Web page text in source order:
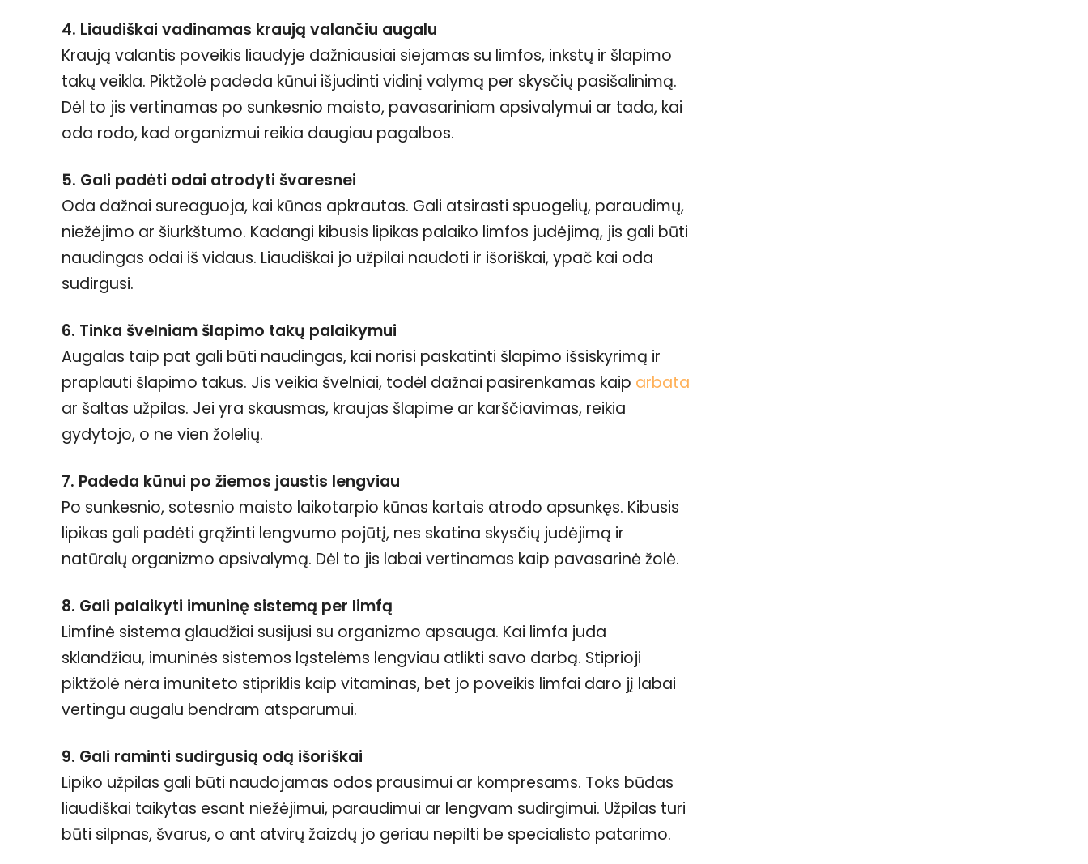
4. Liaudiškai vadinamas kraują valančiu augalu
Kraują valantis poveikis liaudyje dažniausiai siejamas su limfos, inkstų ir šlapimo
takų veikla. Piktžolė padeda kūnui išjudinti vidinį valymą per skysčių pasišalinimą.
Dėl to jis vertinamas po sunkesnio maisto, pavasariniam apsivalymui ar tada, kai
oda rodo, kad organizmui reikia daugiau pagalbos.
5. Gali padėti odai atrodyti švaresnei
Oda dažnai sureaguoja, kai kūnas apkrautas. Gali atsirasti spuogelių, paraudimų,
niežėjimo ar šiurkštumo. Kadangi kibusis lipikas palaiko limfos judėjimą, jis gali būti
naudingas odai iš vidaus. Liaudiškai jo užpilai naudoti ir išoriškai, ypač kai oda
sudirgusi.
6. Tinka švelniam šlapimo takų palaikymui
Augalas taip pat gali būti naudingas, kai norisi paskatinti šlapimo išsiskyrimą ir
praplauti šlapimo takus. Jis veikia švelniai, todėl dažnai pasirenkamas kaip arbata
ar šaltas užpilas. Jei yra skausmas, kraujas šlapime ar karščiavimas, reikia
gydytojo, o ne vien žolelių.
7. Padeda kūnui po žiemos jaustis lengviau
Po sunkesnio, sotesnio maisto laikotarpio kūnas kartais atrodo apsunkęs. Kibusis
lipikas gali padėti grąžinti lengvumo pojūtį, nes skatina skysčių judėjimą ir
natūralų organizmo apsivalymą. Dėl to jis labai vertinamas kaip pavasarinė žolė.
8. Gali palaikyti imuninę sistemą per limfą
Limfinė sistema glaudžiai susijusi su organizmo apsauga. Kai limfa juda
sklandžiau, imuninės sistemos ląstelėms lengviau atlikti savo darbą. Stiprioji
piktžolė nėra imuniteto stipriklis kaip vitaminas, bet jo poveikis limfai daro jį labai
vertingu augalu bendram atsparumui.
9. Gali raminti sudirgusią odą išoriškai
Lipiko užpilas gali būti naudojamas odos prausimui ar kompresams. Toks būdas
liaudiškai taikytas esant niežėjimui, paraudimui ar lengvam sudirgimui. Užpilas turi
būti silpnas, švarus, o ant atvirų žaizdų jo geriau nepilti be specialisto patarimo.